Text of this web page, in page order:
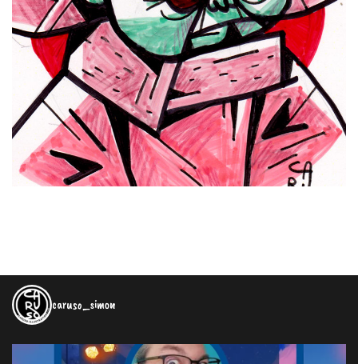
caruso_simon